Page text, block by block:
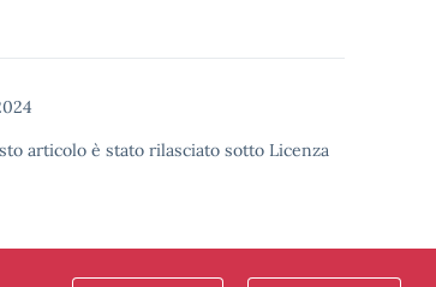
articolo è stato rilasciato sotto Licenza